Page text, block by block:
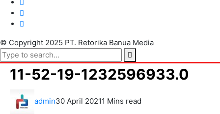
© Copyright 2025 PT. Retorika Banua Media
11-52-19-1232596933.0
admin30 April 20211 Mins read